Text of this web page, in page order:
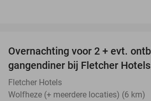
Overnachting voor 2 + evt.
gangendiner bij Fletcher Hotels
Fletcher Hotels
Wolfheze (+ meerdere locaties) (6 km)